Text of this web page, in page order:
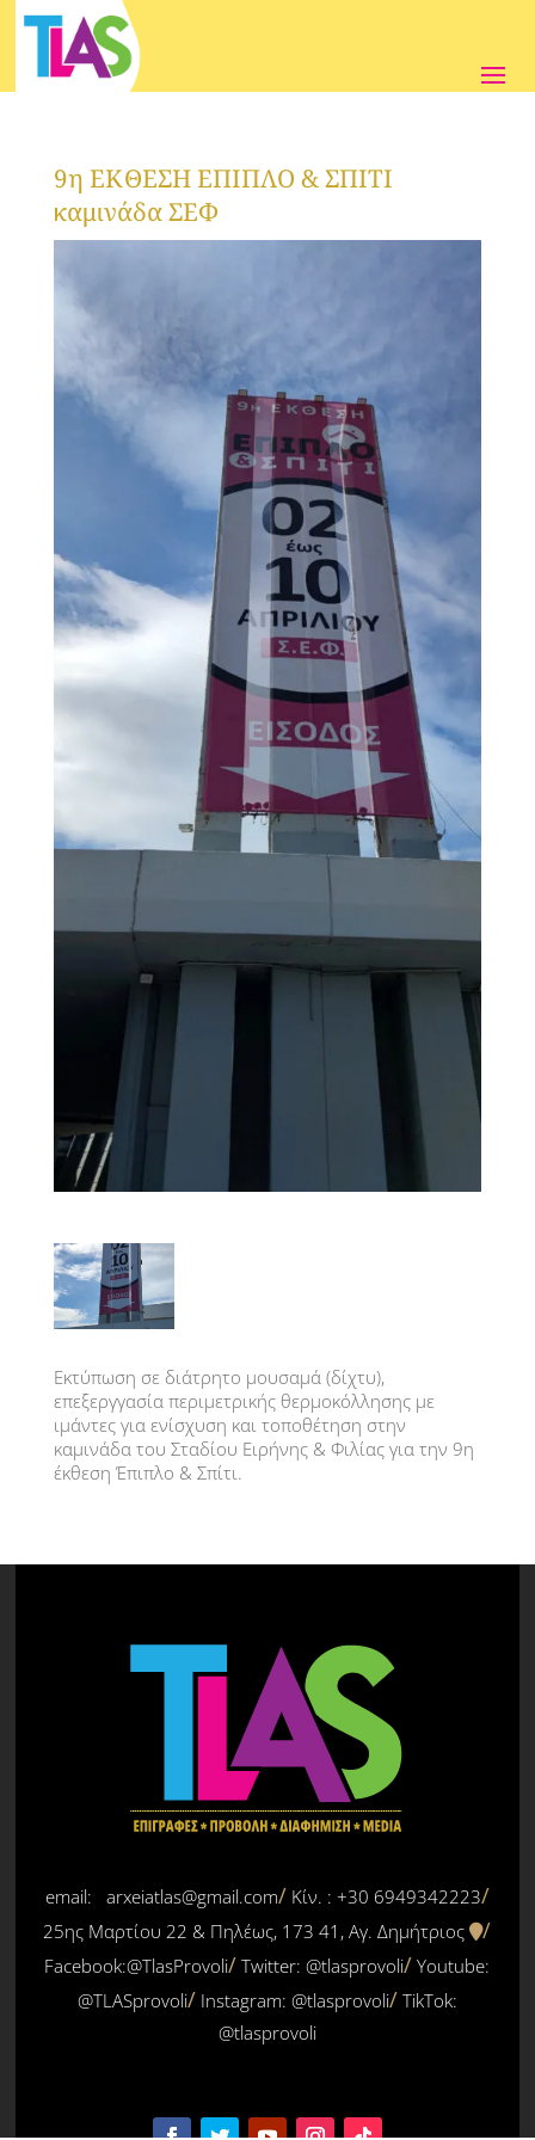
9η ΕΚΘΕΣΗ ΕΠΙΠΛΟ & ΣΠΙΤΙ
καμινάδα ΣΕΦ
Εκτύπωση σε διάτρητο μουσαμά (δίχτυ),
επεξεργγασία περιμετρικής θερμοκόλλησης με
ιμάντες για ενίσχυση και τοποθέτηση στην
καμινάδα του Σταδίου Ειρήνης & Φιλίας για την 9η
έκθεση Έπιπλο & Σπίτι.
email: arxeiatlas@gmail.com
Κίν. : +30 6949342223
25ης Μαρτίου 22 & Πηλέως, 173 41, Αγ. Δημήτριος
Facebook:@TlasProvoli Twitter:@tlasprovoli Youtube:
@TLASprovoli
Instagram: @tlasprovoli TikTok:
@tlasprovoli